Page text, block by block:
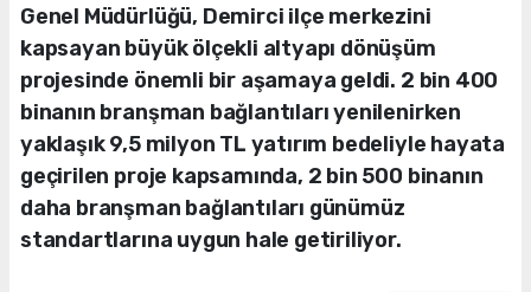
Genel Müdürlüğü, Demirci ilçe merkezini
kapsayan büyük ölçekli altyapı dönüşüm
projesinde önemli bir aşamaya geldi. 2 bin 400
binanın branşman bağlantıları yenilenirken
yaklaşık 9,5 milyon TL yatırım bedeliyle hayata
geçirilen proje kapsamında, 2 bin 500 binanın
daha branşman bağlantıları günümüz
standartlarına uygun hale getiriliyor.